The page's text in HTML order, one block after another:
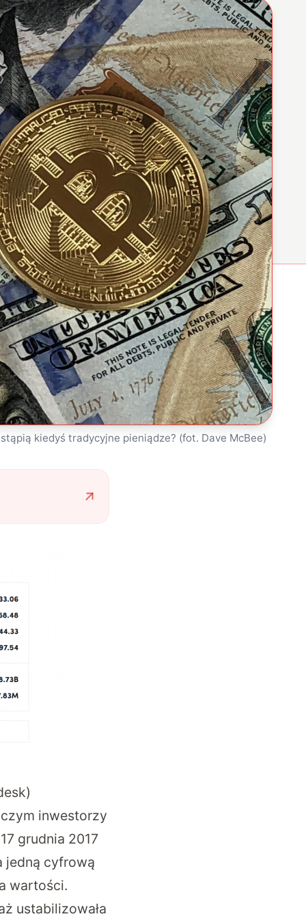
kiedyś tradycyjne pieniądze? (fot. Dave McBee)
inwestorzy
grudnia 2017
jedną cyfrową
wartości.
ustabilizowała